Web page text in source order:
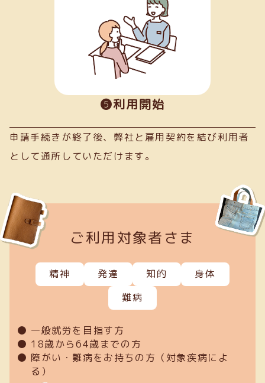
❺利用開始
申請手続きが終了後、弊社と雇用契約を結び利用者
として通所していただけます。
ご利用対象者さま
精神 発達 知的
身体
難病
一般就労を目指す方
18歳から64歳までの方
障がい・難病をお持ちの方（対象疾病によ
る）